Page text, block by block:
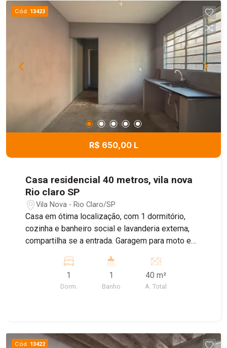
Cód. 13423
R$ 650,00 L
Casa residencial 40 metros, vila nova
Rio claro SP
Vila Nova - Rio Claro/SP
Casa em ótima localização, com 1 dormitório,
cozinha e banheiro social e lavanderia externa,
compartilha se a entrada. Garagem para moto e
1
Dorm.
1
Banho
40 m²
A. Total
Cód. 13422